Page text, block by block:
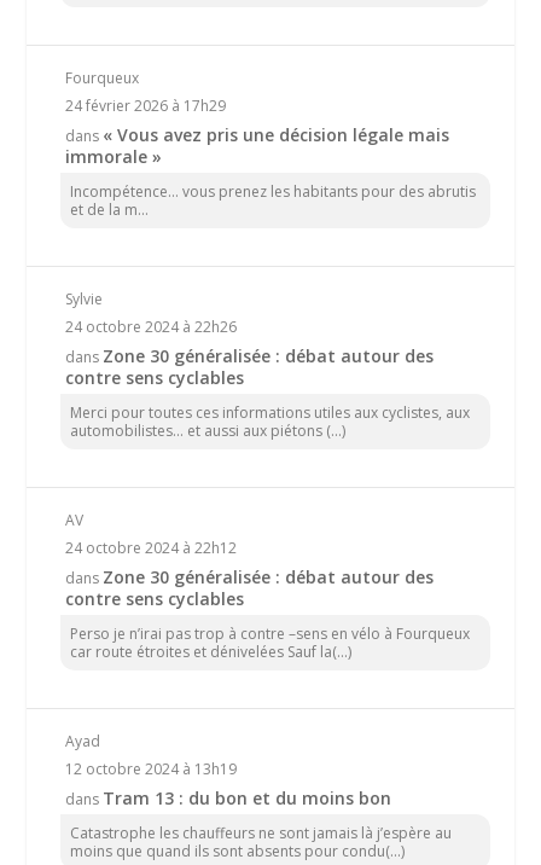
Fourqueux
24 février 2026 à 17h29
dans « Vous avez pris une décision légale mais
immorale »
Incompétence… vous prenez les habitants pour des abrutis
et de la m...
Sylvie
24 octobre 2024 à 22h26
dans Zone 30 généralisée : débat autour des
contre sens cyclables
Merci pour toutes ces informations utiles aux cyclistes, aux
automobilistes... et aussi aux piétons (...)
AV
24 octobre 2024 à 22h12
dans Zone 30 généralisée : débat autour des
contre sens cyclables
Perso je n’irai pas trop à contre –sens en vélo à Fourqueux
car route étroites et dénivelées Sauf la(...)
Ayad
12 octobre 2024 à 13h19
dans Tram 13 : du bon et du moins bon
Catastrophe les chauffeurs ne sont jamais là j’espère au
moins que quand ils sont absents pour condu(...)